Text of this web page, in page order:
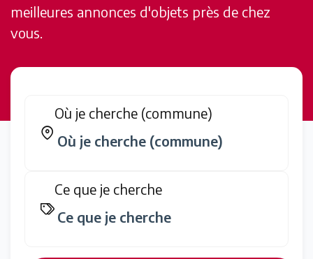
meilleures annonces d'objets près de chez
vous.
Où je cherche (commune)
Ce que je cherche